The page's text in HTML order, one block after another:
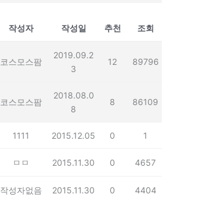
작성자 작성일 추천 조회
코스모스팜
2019.09.2
3
12 89796
코스모스팜
2018.08.0
8
8 86109
1111 2015.12.05 0 1
ㅁㅁ 2015.11.30 0 4657
작성자없음 2015.11.30 0 4404